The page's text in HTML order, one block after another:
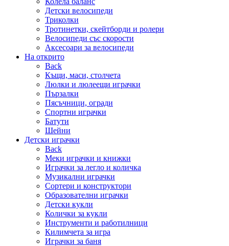
Детски велосипеди
Триколки
Тротинетки, скейтборди и ролери
Велосипеди със скорости
Аксесоари за велосипеди
На открито
Back
Къщи, маси, столчета
Люлки и люлеещи играчки
Пързалки
Пясъчници, огради
Спортни играчки
Батути
Шейни
Детски играчки
Back
Меки играчки и книжки
Играчки за легло и количка
Музикални играчки
Сортери и конструктори
Образователни играчки
Детски кукли
Колички за кукли
Инструменти и работилници
Килимчета за игра
Играчки за баня